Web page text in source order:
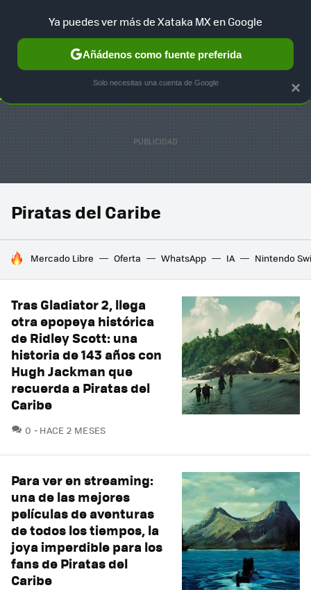
SELECCIÓN GAMING HOME AUTO TERRITORIO
Piratas del Caribe
HOY SE HABLA DE
Mercado Libre Oferta WhatsApp IA Nintendo
Tras Gladiator 2, llega
otra epopeya histórica
de Ridley Scott: una
historia de 143 años con
Hugh Jackman que
recuerda a Piratas del
Caribe
0 COMENTARIOS
HACE 2 MESES
Para ver en streaming:
una de las mejores
películas de aventuras
de todos los tiempos, la
joya imperdible para los
fans de Piratas del
Caribe
×
Ya puedes ver más de Xataka MX en Google
Añádenos como fuente preferida
Solo necesitas una cuenta de Google